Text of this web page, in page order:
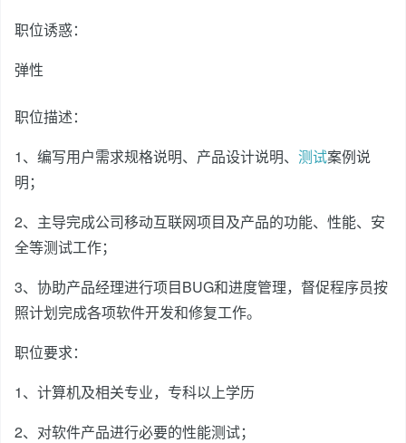
职位诱惑：
弹性
职位描述：
1、编写用户需求规格说明、产品设计说明、 测试案例说
明；
2、主导完成公司移动互联网项目及产品的功能、性能、安
全等测试工作；
3、协助产品经理进行项目BUG和进度管理，督促程序员按
照计划完成各项软件开发和修复工作。
职位要求：
1、计算机及相关专业，专科以上学历
2、对软件产品进行必要的性能测试；